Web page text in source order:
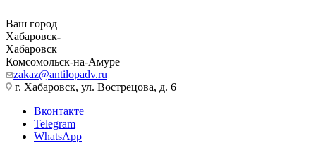
Ваш город
Хабаровск
Хабаровск
Комсомольск-на-Амуре
zakaz@antilopadv.ru
г. Хабаровск, ул. Вострецова, д. 6
Вконтакте
Telegram
WhatsApp